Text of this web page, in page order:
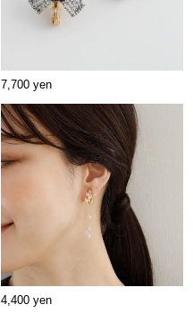
7,700 yen
4,400 yen